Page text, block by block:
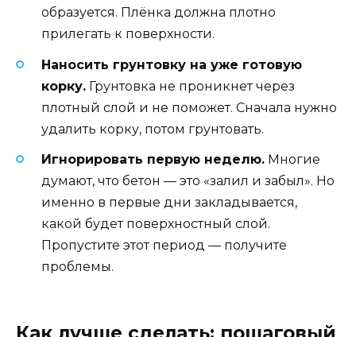
образуется. Плёнка должна плотно
прилегать к поверхности.
Наносить грунтовку на уже готовую
корку. Грунтовка не проникнет через
плотный слой и не поможет. Сначала нужно
удалить корку, потом грунтовать.
Игнорировать первую неделю. Многие
думают, что бетон — это «залил и забыл». Но
именно в первые дни закладывается,
какой будет поверхностный слой.
Пропустите этот период — получите
проблемы.